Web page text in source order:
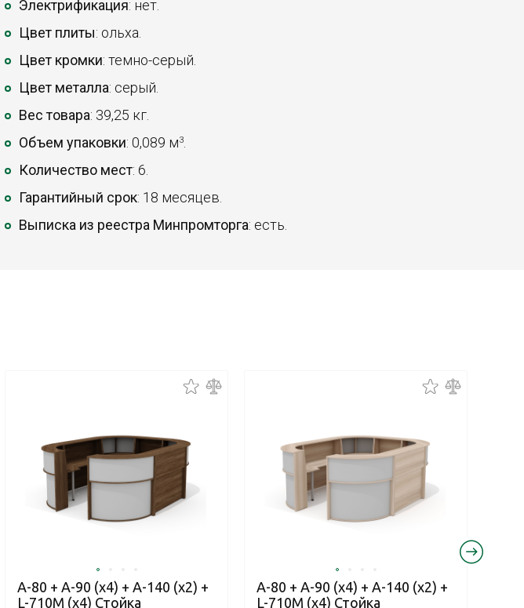
Электрификация: нет.
Цвет плиты: ольха.
Цвет кромки: темно-серый.
Цвет металла: серый.
Вес товара: 39,25 кг.
Объем упаковки: 0,089 м3
Количество мест: 6.
Гарантийный срок: 18 месяцев.
Выписка из реестра Минпромторга: есть.
А-80 + А-90 (x4) + А-140 (x2) +
L-710М (х4) Стойка
А-80 + А-90 (x4) + А-140 (x2) +
L-710М (х4) Стойка